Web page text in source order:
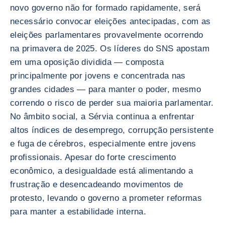
novo governo não for formado rapidamente, será
necessário convocar eleições antecipadas, com as
eleições parlamentares provavelmente ocorrendo
na primavera de 2025. Os líderes do SNS apostam
em uma oposição dividida — composta
principalmente por jovens e concentrada nas
grandes cidades — para manter o poder, mesmo
correndo o risco de perder sua maioria parlamentar.
No âmbito social, a Sérvia continua a enfrentar
altos índices de desemprego, corrupção persistente
e fuga de cérebros, especialmente entre jovens
profissionais. Apesar do forte crescimento
econômico, a desigualdade está alimentando a
frustração e desencadeando movimentos de
protesto, levando o governo a prometer reformas
para manter a estabilidade interna.